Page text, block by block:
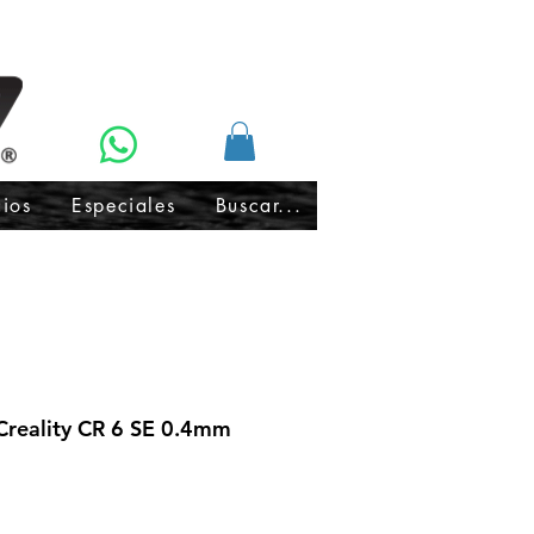
Especiales Buscar...
CR 6 SE 0.4mm